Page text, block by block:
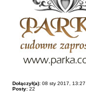
Dołączył(a): 08 sty 2017, 13:27
Posty: 22